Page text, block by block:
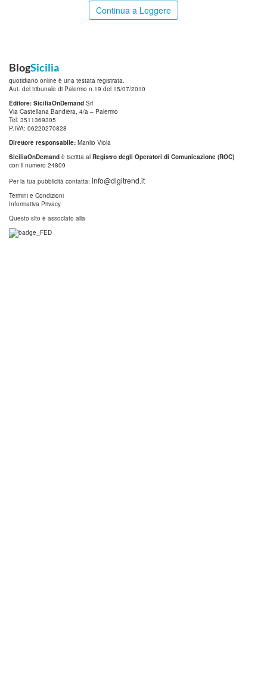
Continua a Leggere
BlogSicilia
quotidiano online è una testata registrata.
Aut. del tribunale di Palermo n.19 del 15/07/2010
Editore: SiciliaOnDemand Srl
Via Castellana Bandiera, 4/a – Palermo
Tel: 3511369305
P.IVA: 06220270828
Direttore responsabile: Manlio Viola
SiciliaOnDemand è iscritta al Registro degli Operatori di Comunicazione (ROC)
con il numero 24809
Per la tua pubblicità contatta: info@digitrend.it
Termini e Condizioni
Informativa Privacy
Questo sito è associato alla